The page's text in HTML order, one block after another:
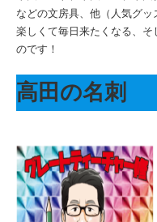
などの文房具、他（人気グッ
楽しくて毎日来たくなる、
のです！
高田の名刺